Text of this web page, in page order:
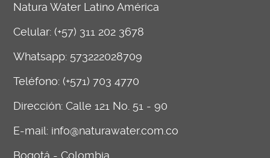
Natura Water Latino América
Celular:(+57) 311 202 3678
Whatsapp: 573222028709
Teléfono: (+571) 703 4770
Dirección: Calle 121 No. 51 - 90
E-mail: info@naturawater.com.co
Bogotá - Colombia